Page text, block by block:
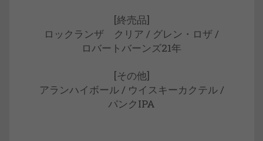
[終売品]
ロックランザ クリア / グレン・ロザ /
ロバートバーンズ21年
[その他]
アランハイボール / ウイスキーカクテル /
パンクIPA